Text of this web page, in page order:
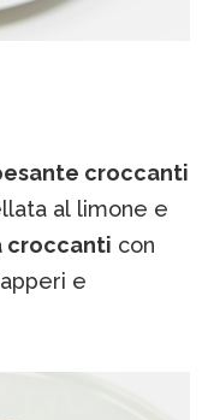
croccanti
al limone e
croccanti con
e